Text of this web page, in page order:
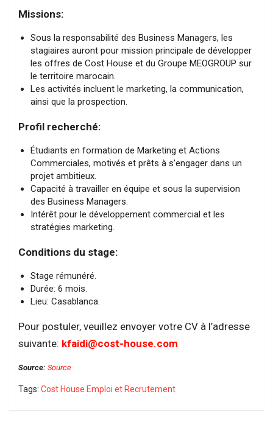
Missions:
Sous la responsabilité des Business Managers, les
stagiaires auront pour mission principale de développer
les offres de Cost House et du Groupe MEOGROUP sur
le territoire marocain.
Les activités incluent le marketing, la communication,
ainsi que la prospection.
Profil recherché:
Étudiants en formation de Marketing et Actions
Commerciales, motivés et prêts à s’engager dans un
projet ambitieux.
Capacité à travailler en équipe et sous la supervision
des Business Managers.
Intérêt pour le développement commercial et les
stratégies marketing.
Conditions du stage:
Stage rémunéré.
Durée: 6 mois.
Lieu: Casablanca.
Pour postuler, veuillez envoyer votre CV à l’adresse
suivante: kfaidi@cost-house.com
Source: Source
Tags: Cost House Emploi et Recrutement